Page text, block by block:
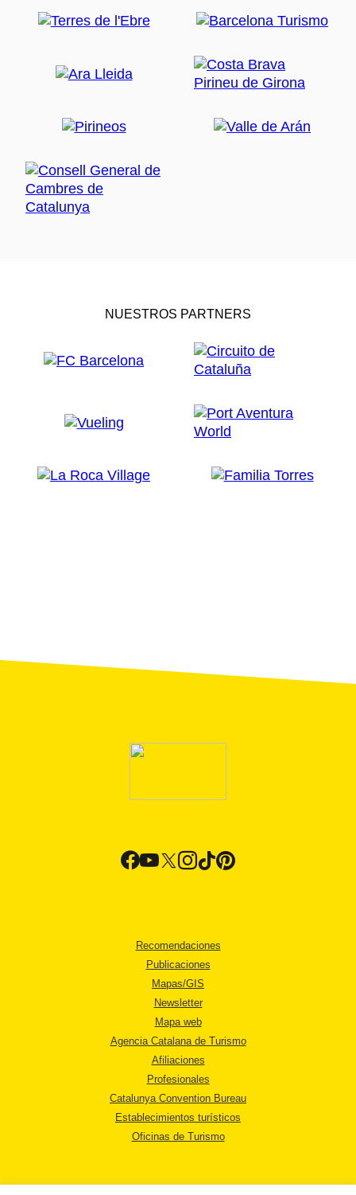
NUESTROS PARTNERS
Recomendaciones
Publicaciones
Mapas/GIS
Newsletter
Mapa web
Agencia Catalana de Turismo
Afiliaciones
Profesionales
Catalunya Convention Bureau
Establecimientos turísticos
Oficinas de Turismo